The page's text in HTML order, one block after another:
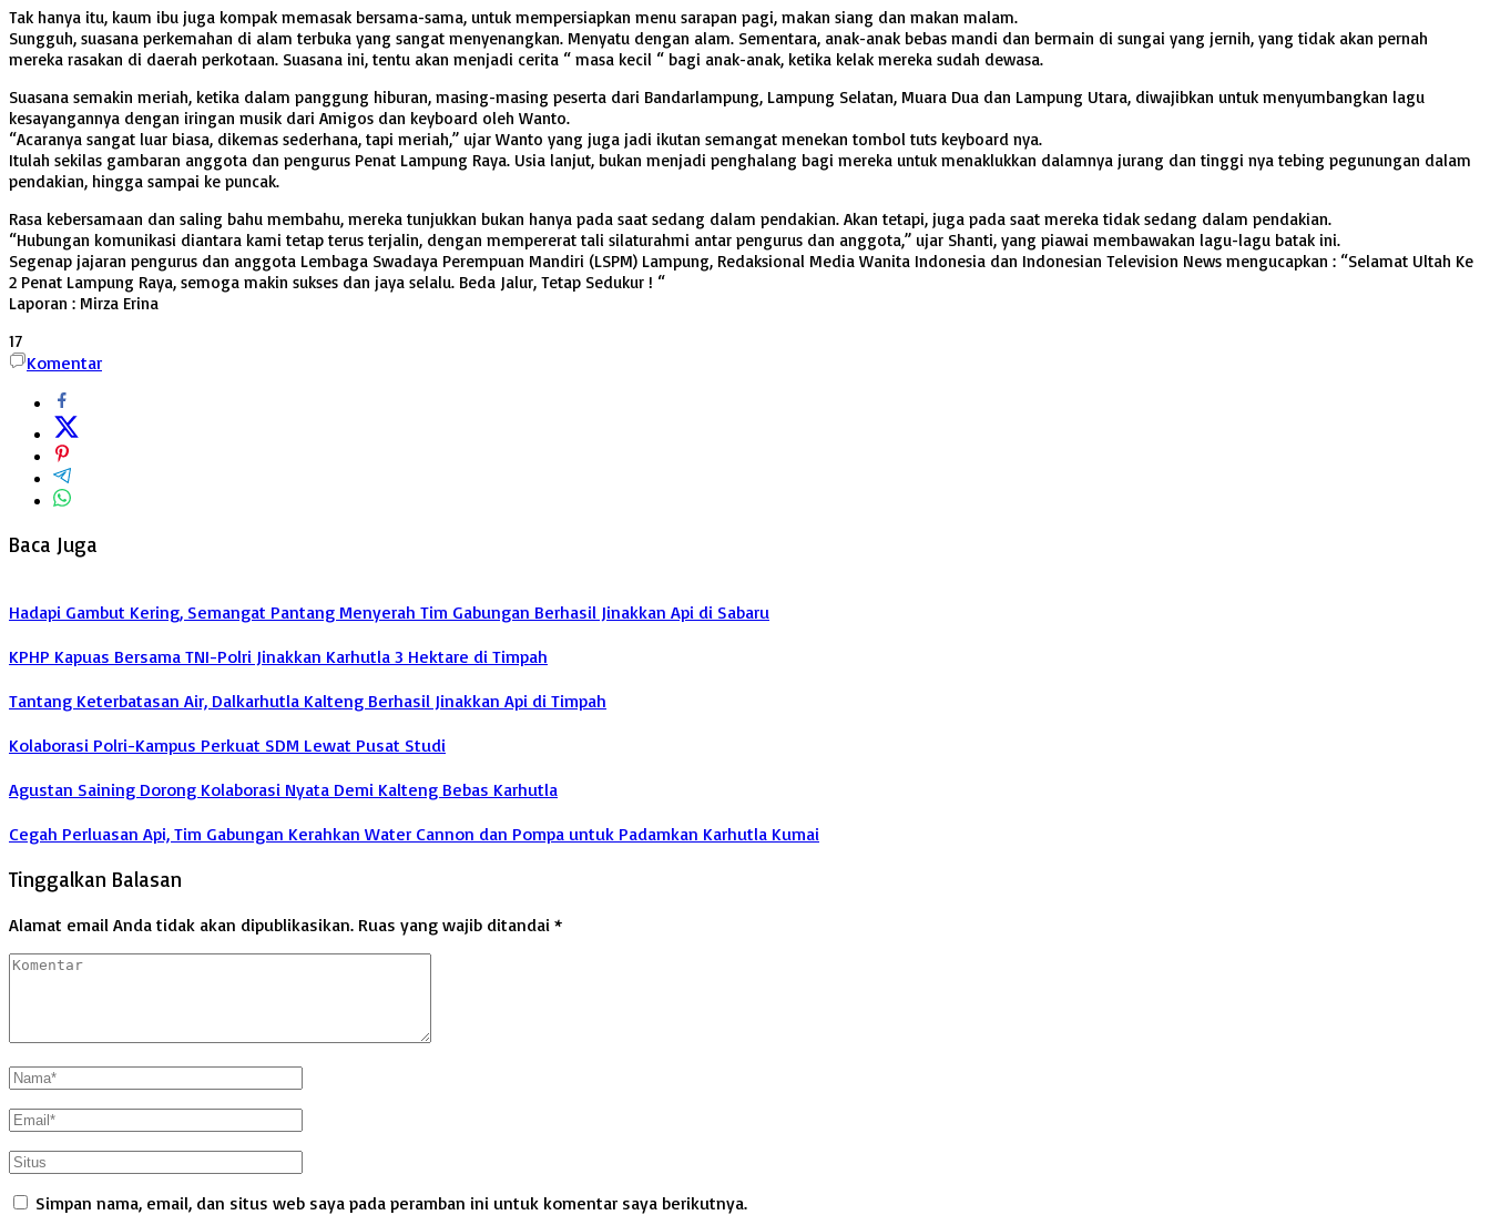
Tak hanya itu, kaum ibu juga kompak memasak bersama-sama, untuk mempersiapkan menu sarapan pagi, makan siang dan makan malam.
Sungguh, suasana perkemahan di alam terbuka yang sangat menyenangkan. Menyatu dengan alam. Sementara, anak-anak bebas mandi dan bermain di sungai yang jernih, yang tidak akan pernah
mereka rasakan di daerah perkotaan. Suasana ini, tentu akan menjadi cerita “ masa kecil “ bagi anak-anak, ketika kelak mereka sudah dewasa.
Suasana semakin meriah, ketika dalam panggung hiburan, masing-masing peserta dari Bandarlampung, Lampung Selatan, Muara Dua dan Lampung Utara, diwajibkan untuk menyumbangkan lagu
kesayangannya dengan iringan musik dari Amigos dan keyboard oleh Wanto.
“Acaranya sangat luar biasa, dikemas sederhana, tapi meriah,” ujar Wanto yang juga jadi ikutan semangat menekan tombol tuts keyboard nya.
Itulah sekilas gambaran anggota dan pengurus Penat Lampung Raya. Usia lanjut, bukan menjadi penghalang bagi mereka untuk menaklukkan dalamnya jurang dan tinggi nya tebing pegunungan dalam
pendakian, hingga sampai ke puncak.
Rasa kebersamaan dan saling bahu membahu, mereka tunjukkan bukan hanya pada saat sedang dalam pendakian. Akan tetapi, juga pada saat mereka tidak sedang dalam pendakian.
“Hubungan komunikasi diantara kami tetap terus terjalin, dengan mempererat tali silaturahmi antar pengurus dan anggota,” ujar Shanti, yang piawai membawakan lagu-lagu batak ini.
Segenap jajaran pengurus dan anggota Lembaga Swadaya Perempuan Mandiri (LSPM) Lampung, Redaksional Media Wanita Indonesia dan Indonesian Television News mengucapkan : “Selamat Ultah Ke
2 Penat Lampung Raya, semoga makin sukses dan jaya selalu. Beda Jalur, Tetap Sedukur ! “
Laporan : Mirza Erina
17
Komentar
Baca Juga
Hadapi Gambut Kering, Semangat Pantang Menyerah Tim Gabungan Berhasil Jinakkan Api di Sabaru
KPHP Kapuas Bersama TNI-Polri Jinakkan Karhutla 3 Hektare di Timpah
Tantang Keterbatasan Air, Dalkarhutla Kalteng Berhasil Jinakkan Api di Timpah
Kolaborasi Polri-Kampus Perkuat SDM Lewat Pusat Studi
Agustan Saining Dorong Kolaborasi Nyata Demi Kalteng Bebas Karhutla
Cegah Perluasan Api, Tim Gabungan Kerahkan Water Cannon dan Pompa untuk Padamkan Karhutla Kumai
Tinggalkan Balasan
Alamat email Anda tidak akan dipublikasikan. Ruas yang wajib ditandai *
Simpan nama, email, dan situs web saya pada peramban ini untuk komentar saya berikutnya.